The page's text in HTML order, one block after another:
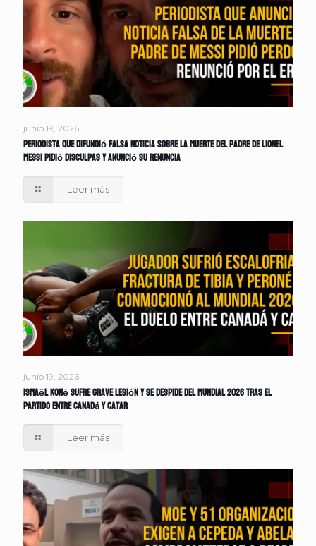
junio 19, 2026
Periodista que difundió falsa noticia sobre la muerte del padre de Lionel
Messi pidió disculpas y anunció su renuncia
Leer más
junio 19, 2026
Ismaël Koné sufre grave lesión y se despide del Mundial 2026 tras el
partido entre Canadá y Catar
Leer más